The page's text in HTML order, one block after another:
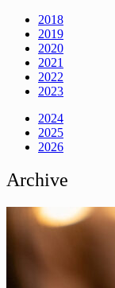
2018
2019
2020
2021
2022
2023
2024
2025
2026
Archive